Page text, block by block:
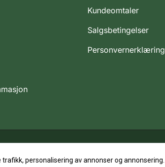
Kundeomtaler
Salgsbetingelser
Personvernerklæring
personalisering av annonser og annonsering.